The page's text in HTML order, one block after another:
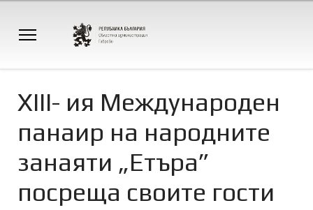
XIII- ия Международен
панаир на народните
занаяти „Етъра”
посреща своите гости